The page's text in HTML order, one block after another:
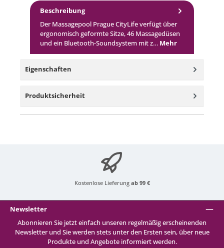
Beschreibung
Der Massagepool Prague CityLife verfügt über
ergonomisch geformte Sitze, 46 Massagedüsen
und ein Bluetooth-Soundsystem mit z… Mehr
Eigenschaften
Produktsicherheit
Kostenlose Lieferung ab 99 €
Newsletter
Abonnieren Sie jetzt einfach unseren regelmäßig erscheinenden
Newsletter und Sie werden stets unter den Ersten sein, über neue
Produkte und Angebote informiert werden.